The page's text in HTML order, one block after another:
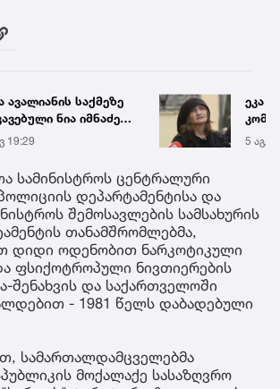
ავალიანის საქმეზე
ნია იმნაძე
გადაჰყავთ
19:29
ეკა
5 აგვ
სამინისტროს ცენტრალური
დეპარტამენტისა და
შემოსავლების სამსახურის
თანამშრომლებმა,
დიდი ოდენობით ნარკოტიკული
ფსიქოტროპული ნივთიერების
შენახვის და საქართველოში
- 1981 წელს დაბადებული
სამართალდამცველებმა
მოქალაქე სასაზღვრო